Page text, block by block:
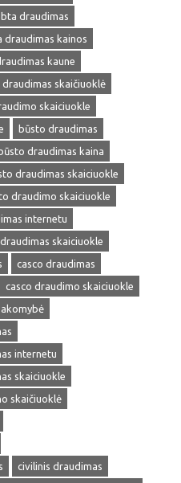
bta draudimas
draudimas kainos
kaune
draudimas skaičiuoklė
skaiciuokle
būsto draudimas
būsto draudimas kaina
draudimas skaiciuokle
draudimo skaiciuokle
internetu
skaiciuokle
casco draudimas
casco draudimo skaiciuokle
internetu
skaiciuokle
skaičiuoklė
civilinis draudimas